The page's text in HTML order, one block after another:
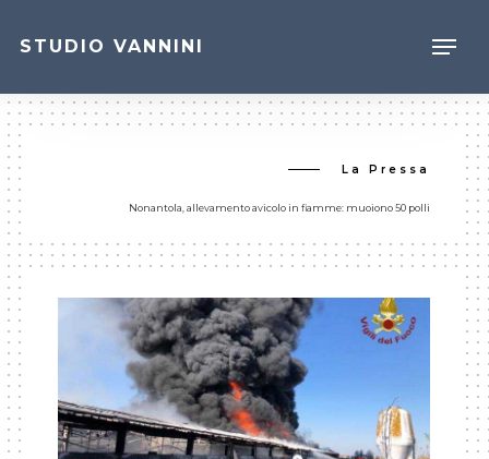
main
contentSTUDIO VANNINI Menu
. La Pressa
Nonantola, allevamento avicolo in fiamme: muoiono 50 polli